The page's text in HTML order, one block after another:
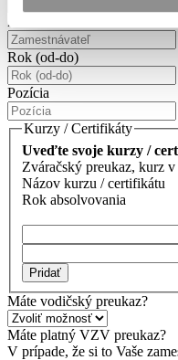
Zamestnávateľ
Rok (od-do)
Pozícia
Kurzy / Certifikáty
Uveďte svoje kurzy /
Zváračský preukaz, kurz
Názov kurzu / certifikátu
Rok absolvovania
Pridať
Máte vodičský preukaz?
Máte platný VZV preukaz?
V prípade, že si to Vaše